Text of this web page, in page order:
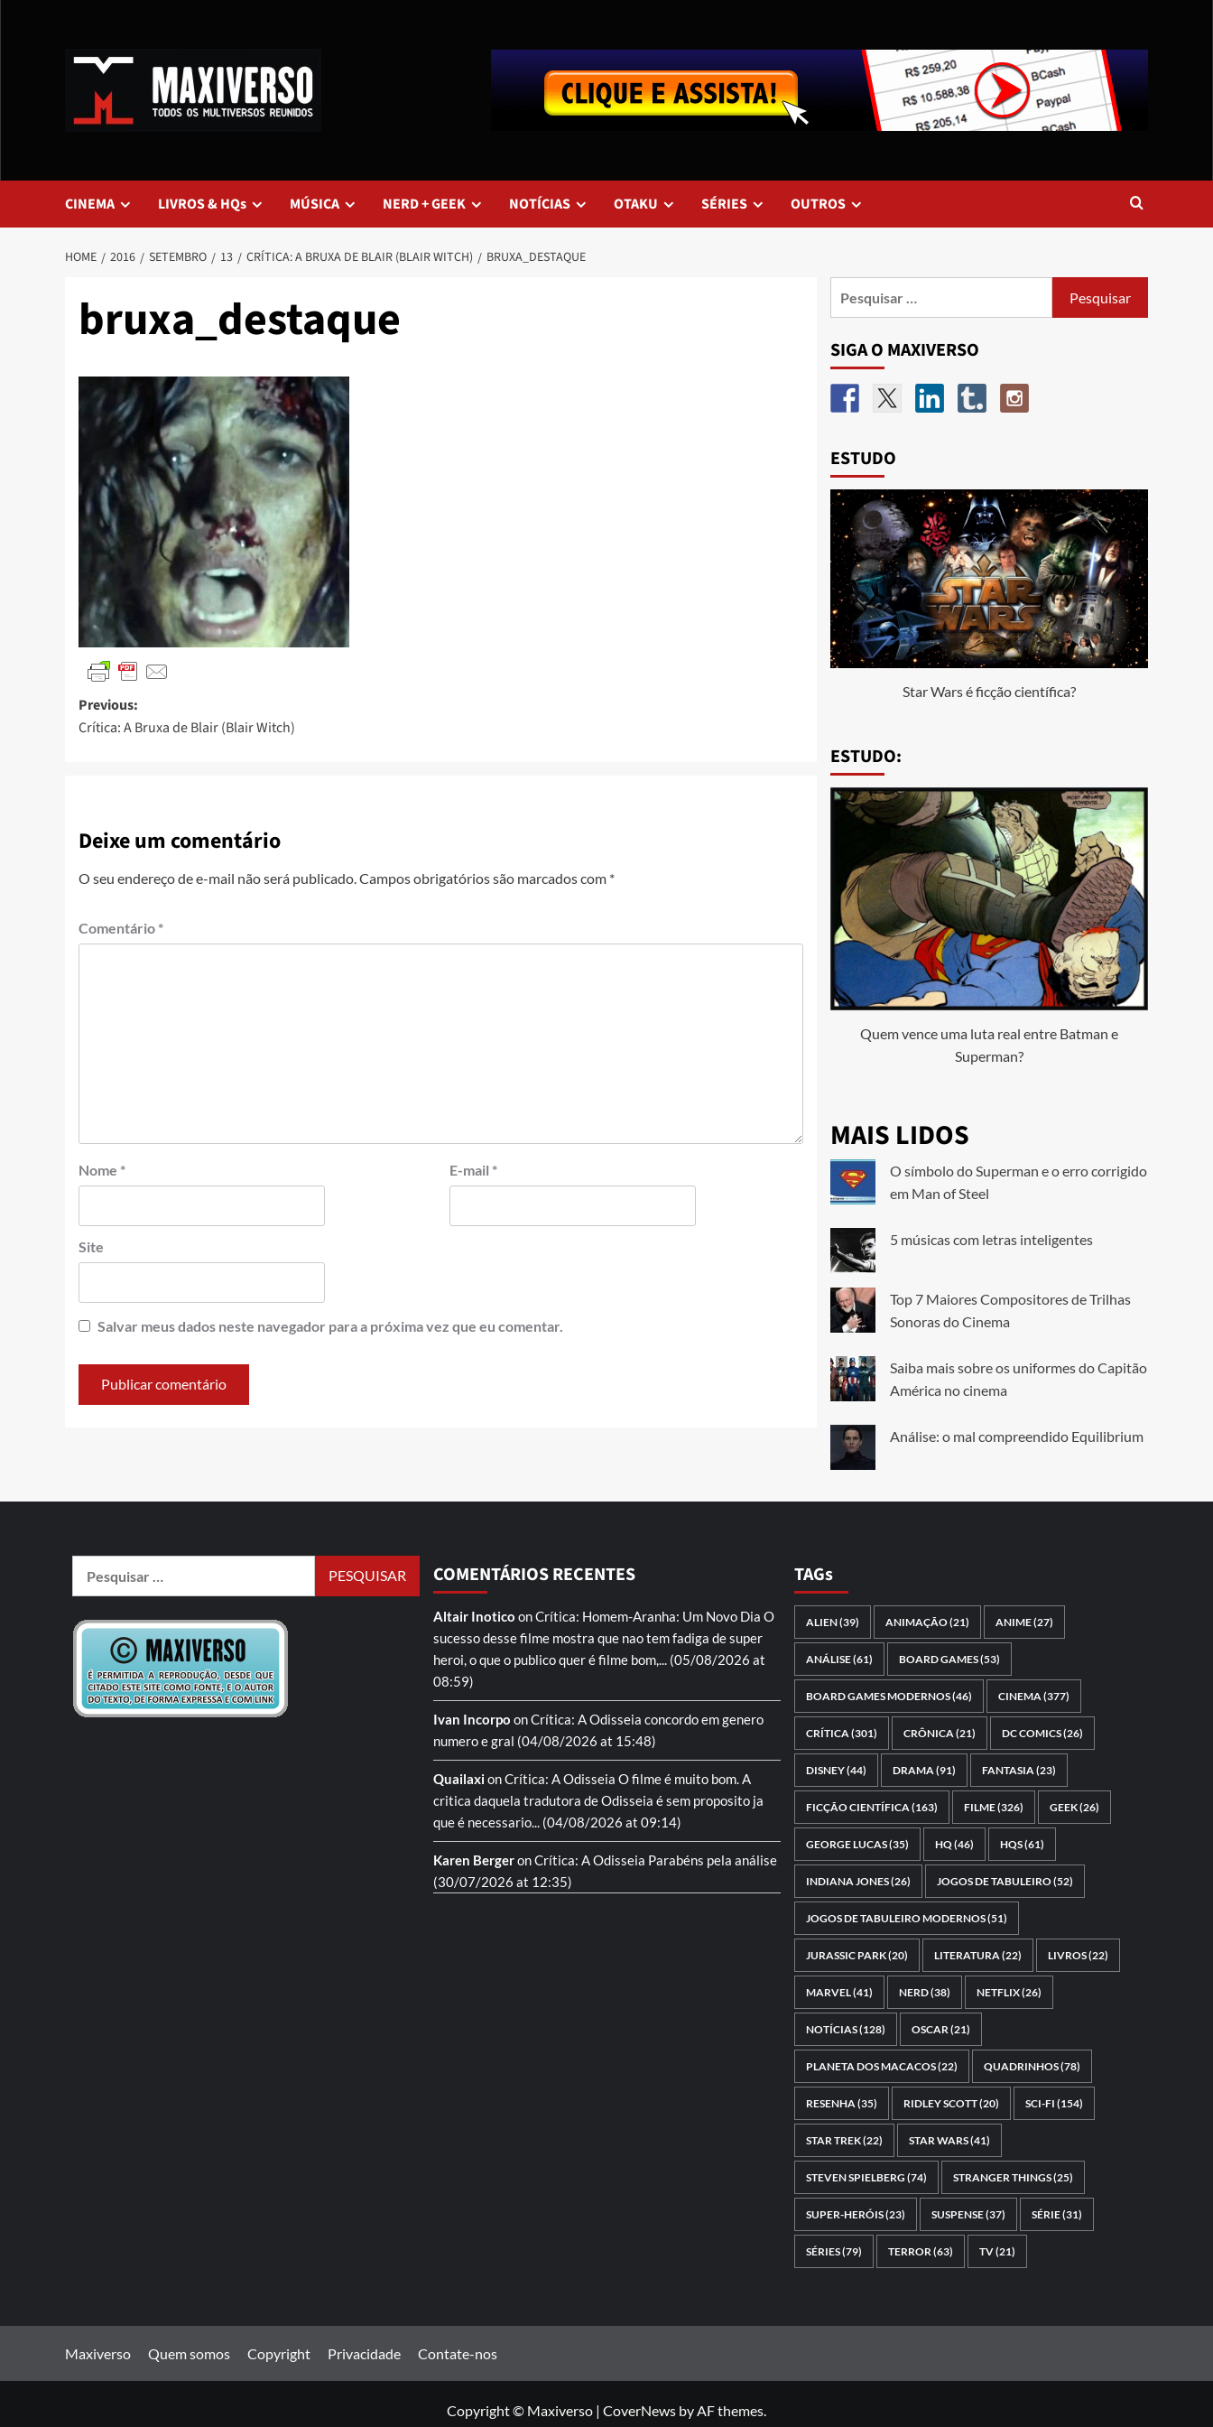
CINEMA LIVROS & HQs MÚSICA NERD + GEEK NOTÍCIAS OTAKU SÉRIES OUTROS
HOME 2016 SETEMBRO 13 CRÍTICA: A BRUXA DE BLAIR (BLAIR WITCH) BRUXA_DESTAQUE
bruxa_destaque
Previous:
Crítica: A Bruxa de Blair (Blair Witch)
Deixe um comentário
O seu endereço de e-mail não será publicado.Campos obrigatórios são marcados com *
Comentário *
Nome * E-mail *
Site
Salvar meus dados neste navegador para a próxima vez que eu comentar.
SIGA O MAXIVERSO
ESTUDO
Star Wars é ficção científica?
ESTUDO:
Quem vence uma luta real entre Batman e
Superman?
MAIS LIDOS
O símbolo do Superman e o erro corrigido
em Man of Steel
5 músicas com letras inteligentes
Top 7 Maiores Compositores de Trilhas
Sonoras do Cinema
Saiba mais sobre os uniformes do Capitão
América no cinema
Análise: o mal compreendido Equilibrium
COMENTÁRIOS RECENTES
Altair Inotico onCrítica: Homem-Aranha: Um Novo Dia O
sucesso desse filme mostra que nao tem fadiga de super
heroi, o que o publico quer é filme bom,... (05/08/2026 at
08:59)
Ivan Incorpo onCrítica: A Odisseia concordo em genero
numero e gral (04/08/2026 at 15:48)
QuailaxionCrítica: A Odisseia O filme é muito bom. A
critica daquela tradutora de Odisseia é sem proposito ja
que é necessario... (04/08/2026 at 09:14)
Karen BergeronCrítica: A Odisseia Parabéns pela análise
(30/07/2026 at 12:35)
TAGs
ALIEN(39) ANIMAÇÃO(21) ANIME(27)
ANÁLISE(61) BOARD GAMES(53)
BOARD GAMES MODERNOS(46) CINEMA (377)
CRÍTICA (301) CRÔNICA (21) DC COMICS(26)
DISNEY(44) DRAMA (91) FANTASIA (23)
FICÇÃO CIENTÍFICA (163) FILME(326) GEEK(26)
GEORGE LUCAS(35) HQ(46) HQS(61)
INDIANA JONES(26) JOGOS DE TABULEIRO(52)
JOGOS DE TABULEIRO MODERNOS(51)
JURASSIC PARK(20) LITERATURA (22) LIVROS(22)
MARVEL(41) NERD(38) NETFLIX(26)
NOTÍCIAS(128) OSCAR (21)
PLANETA DOS MACACOS(22) QUADRINHOS(78)
RESENHA (35) RIDLEY SCOTT(20) SCI-FI (154)
STAR TREK(22) STAR WARS(41)
STEVEN SPIELBERG (74) STRANGER THINGS(25)
SUPER-HERÓIS(23) SUSPENSE(37) SÉRIE(31)
SÉRIES(79) TERROR (63) TV(21)
Maxiverso Quem somos Copyright Privacidade Contate-nos
Copyright © Maxiverso | CoverNews by AF themes.